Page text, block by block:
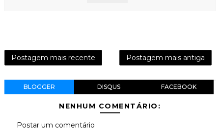
Postagem mais recente Postagem mais antiga
BLOGGER DISQUS FACEBOOK
NENHUM COMENTÁRIO:
Postar um comentário